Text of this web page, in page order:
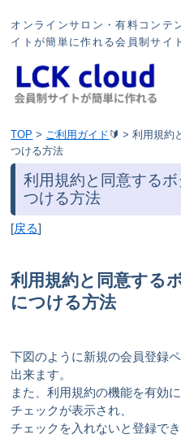
オンラインサロン・有料コンテ
イトが簡単に作れる会員制サイ
TOP > ご利用ガイド 🔰> 利用規約
つける方法
利用規約と同意する
つける方法
[戻る]
利用規約と同意する
につける方法
下図のように新規の会員登録
出来ます。
また、利用規約の機能を有効
チェックが表示され、
チェックを入れないと登録で